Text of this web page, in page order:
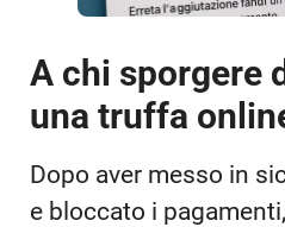
A chi sporgere
una truffa
Dopo aver messo in
e bloccato i